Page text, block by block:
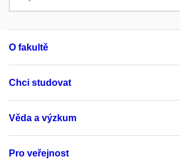
O fakultě
Chci studovat
Věda a výzkum
Pro veřejnost